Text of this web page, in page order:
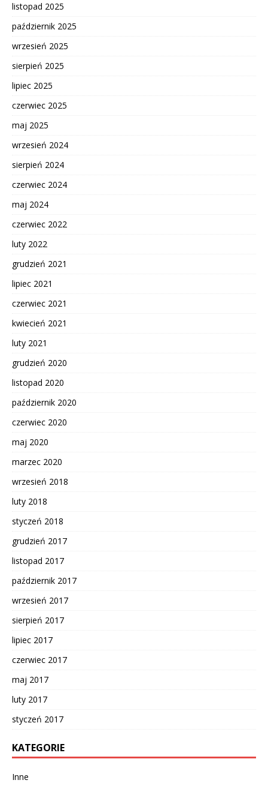
listopad 2025
październik 2025
wrzesień 2025
sierpień 2025
lipiec 2025
czerwiec 2025
maj 2025
wrzesień 2024
sierpień 2024
czerwiec 2024
maj 2024
czerwiec 2022
luty 2022
grudzień 2021
lipiec 2021
czerwiec 2021
kwiecień 2021
luty 2021
grudzień 2020
listopad 2020
październik 2020
czerwiec 2020
maj 2020
marzec 2020
wrzesień 2018
luty 2018
styczeń 2018
grudzień 2017
listopad 2017
październik 2017
wrzesień 2017
sierpień 2017
lipiec 2017
czerwiec 2017
maj 2017
luty 2017
styczeń 2017
KATEGORIE
Inne